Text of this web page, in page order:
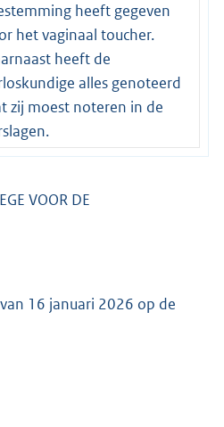
heeft gegeven
het vaginaal toucher.
heeft de
alles genoteerd
zij moest noteren in de
VOOR DE
16 januari 2026 op de